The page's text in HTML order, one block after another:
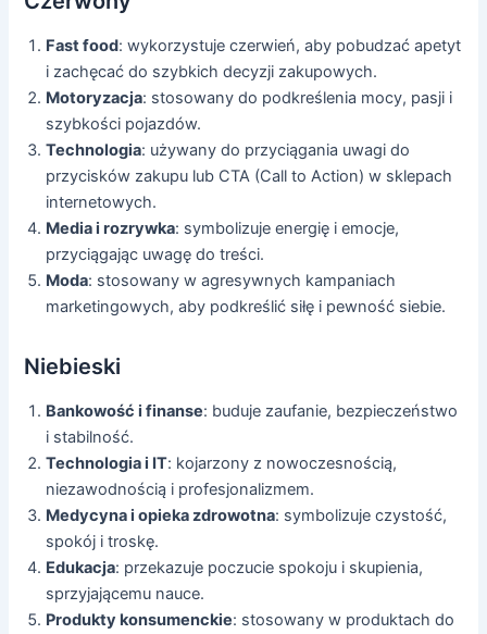
Fast food: wykorzystuje czerwień, aby pobudzać apetyt
i zachęcać do szybkich decyzji zakupowych.
Motoryzacja: stosowany do podkreślenia mocy, pasji i
szybkości pojazdów.
Technologia: używany do przyciągania uwagi do
przycisków zakupu lub CTA (Call to Action) w sklepach
internetowych.
Media i rozrywka: symbolizuje energię i emocje,
przyciągając uwagę do treści.
Moda: stosowany w agresywnych kampaniach
marketingowych, aby podkreślić siłę i pewność siebie.
Niebieski
Bankowość i finanse: buduje zaufanie, bezpieczeństwo
i stabilność.
Technologia i IT: kojarzony z nowoczesnością,
niezawodnością i profesjonalizmem.
Medycyna i opieka zdrowotna: symbolizuje czystość,
spokój i troskę.
Edukacja: przekazuje poczucie spokoju i skupienia,
sprzyjającemu nauce.
Produkty konsumenckie: stosowany w produktach do